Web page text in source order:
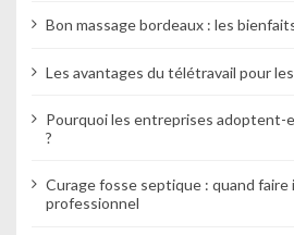
Bon massage bordeaux : les
Les avantages du télétravail pour
Pourquoi les entreprises adoptent-
?
Curage fosse septique : quand faire
professionnel